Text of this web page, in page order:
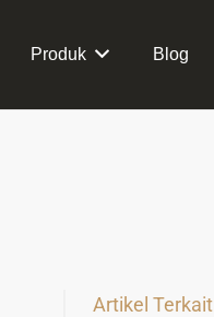
Produk Blog
Artikel Terkait